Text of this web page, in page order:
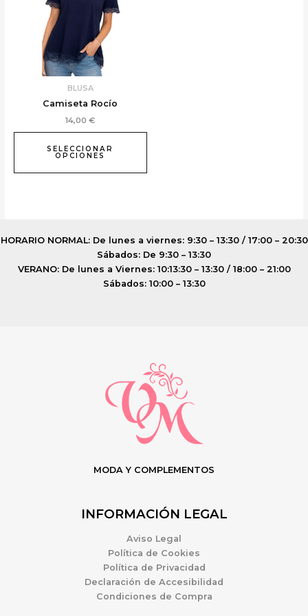
BLUSA
Camiseta Rocío
14,00€
SELECCIONAR
OPCIONES
HORARIO NORMAL: De lunes a viernes: 9:30 – 13:30 / 17:00 – 20:30
Sábados: De 9:30 – 13:30
VERANO: De lunes a Viernes: 10:13:30 – 13:30 / 18:00 – 21:00
Sábados: 10:00 – 13:30
MODA Y COMPLEMENTOS
INFORMACIÓN LEGAL
Aviso Legal
Política de Cookies
Política de Privacidad
Declaración de Accesibilidad
Condiciones de Compra